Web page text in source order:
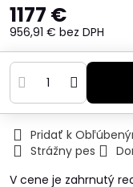
1177 €
956,91 € bez DPH
Pridať k
Strážny pes
V cene je zahrnutý